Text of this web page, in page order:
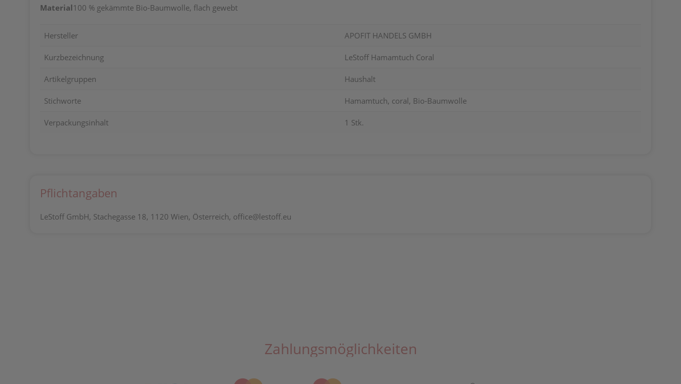
Material 100 % gekämmte Bio-Baumwolle, flach gewebt
Hersteller APOFIT HANDELS GMBH
Kurzbezeichnung LeStoff Hamamtuch Coral
Artikelgruppen Haushalt
Stichworte Hamamtuch, coral, Bio-Baumwolle
Verpackungsinhalt 1 Stk.
Pflichtangaben
LeStoff GmbH, Stachegasse 18, 1120 Wien, Österreich, office@lestoff.eu
Zahlungsmöglichkeiten